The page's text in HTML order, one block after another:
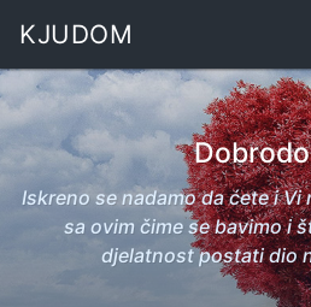
KJUDOM
Iskreno se nadamo da ćete i
sa ovim čime se bavimo i
djelatnost postati dio